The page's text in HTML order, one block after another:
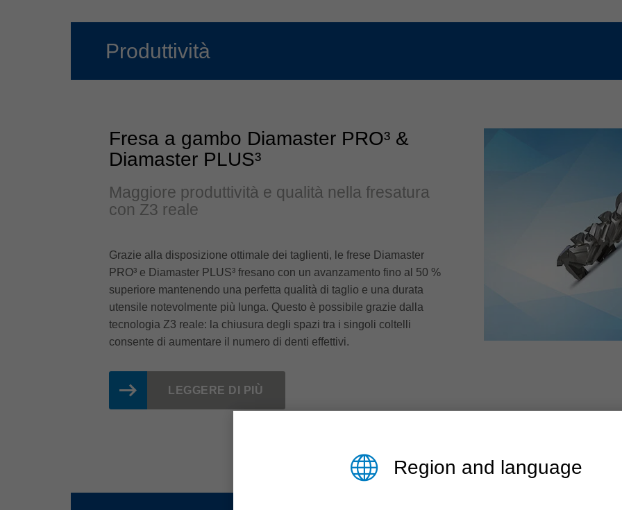
Produttività
Fresa a gambo Diamaster PRO³ &
Diamaster PLUS³
Maggiore produttività e qualità nella fresatura
con Z3 reale
Grazie alla disposizione ottimale dei taglienti, le frese Diamaster
PRO³ e Diamaster PLUS³ fresano con un avanzamento fino al 50 %
superiore mantenendo una perfetta qualità di taglio e una durata
utensile notevolmente più lunga. Questo è possibile grazie dalla
tecnologia Z3 reale: la chiusura degli spazi tra i singoli coltelli
consente di aumentare il numero di denti effettivi.
LEGGERE DI PIÙ
Region and language